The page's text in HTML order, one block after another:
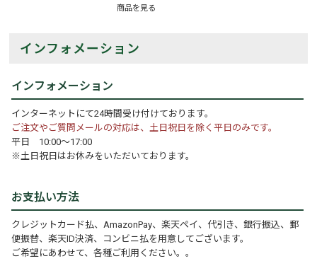
商品を見る
インフォメーション
インフォメーション
インターネットにて24時間受け付けております。
ご注文やご質問メールの対応は、土日祝日を除く平日のみです。
平日 10:00～17:00
※土日祝日はお休みをいただいております。
お支払い方法
クレジットカード払、AmazonPay、楽天ペイ、代引き、銀行振込、郵
便振替、楽天ID決済、コンビニ払を用意してございます。
ご希望にあわせて、各種ご利用ください。。